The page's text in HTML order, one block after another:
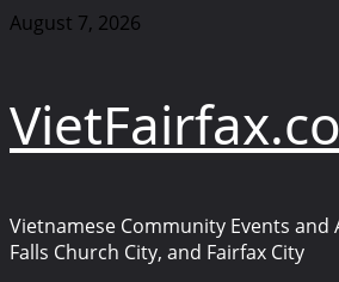
Skip
August 7, 2026
Vietnamese Community Events and
Falls Church City, and Fairfax City